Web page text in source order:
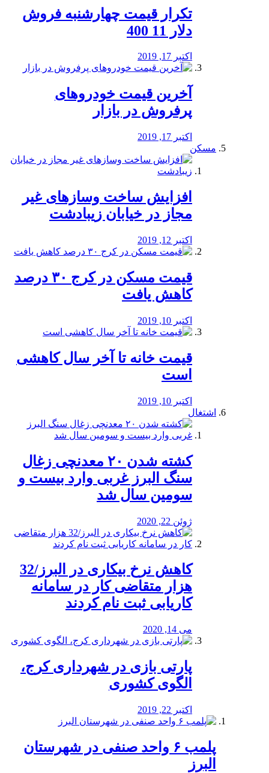
تکرار قیمت چهارشنبه فروش
دلار 11 400
اکتبر 17, 2019
آخرین قیمت خودرو‌های
پرفروش در بازار
اکتبر 17, 2019
مسکن
افزایش ساخت وسازهای غیر
مجاز در خیابان زیبادشت
اکتبر 12, 2019
️قیمت مسکن در کرج ۳۰ درصد
کاهش یافت
اکتبر 10, 2019
قیمت خانه تا آخر سال کاهشی
است
اکتبر 10, 2019
اشتغال
کشته شدن ۲۰ معدنچی زغال
سنگ البرز غربی وارد بیست و
سومین سال شد
ژوئن 22, 2020
کاهش نرخ بیکاری در البرز/32
هزار متقاضی کار در سامانه
کاریابی ثبت نام کردند
می 14, 2020
پارتی بازی در شهرداری کرج،
الگوی کشوری
اکتبر 22, 2019
پلمب ۶ واحد صنفی در شهرستان
البرز